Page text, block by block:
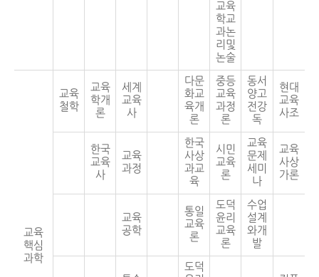
교육
학교
과논
리및
논술
교육
핵심
과학
교육
철학
교육
학개
론
세계
교육
사
다문
화교
육개
론
중등
교육
과정
론
동서
양고
전강
독
현대
교육
사조
한국
교육
사
교육
과정
한국
사상
과교
육
시민
교육
론
교육
문제
세미
나
교육
사상
가론
교육
공학
통일
교육
론
도덕
윤리
교육
론
수업
설계
와개
발
도덕